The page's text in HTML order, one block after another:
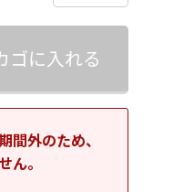
ゴに入れる
間外のため、
ん。